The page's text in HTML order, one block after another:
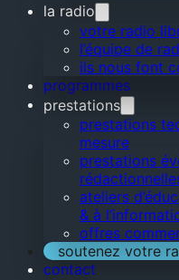
la radio
votre radio
l’équipe de
ils nous font
programmes
prestations
prestations
mesure
prestations
ateliers
& à
offres
soutenez votre
contact